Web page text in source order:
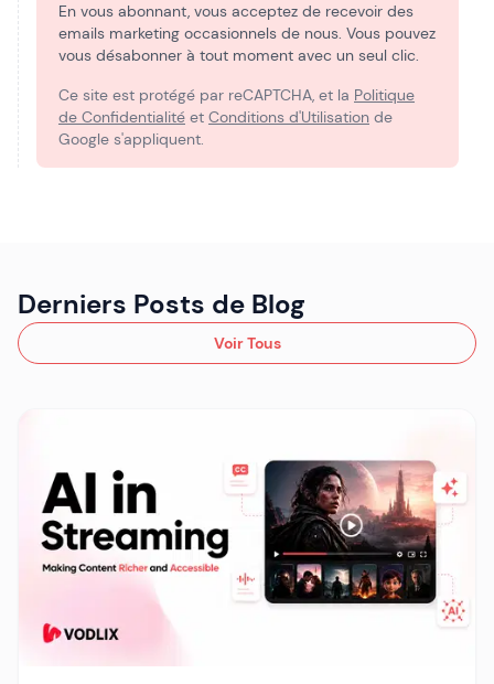
En vous abonnant, vous acceptez de recevoir des
emails marketing occasionnels de nous. Vous pouvez
vous désabonner à tout moment avec un seul clic.
Ce site est protégé par reCAPTCHA, et la Politique
de Confidentialité et Conditions d'Utilisation de
Google s'appliquent.
Derniers Posts de Blog
Voir Tous